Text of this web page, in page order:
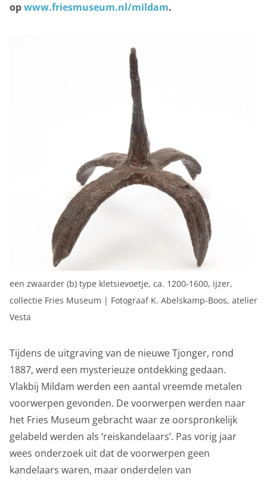
opwww.friesmuseum.nl/mildam.
een zwaarder (b) type kletsievoetje, ca. 1200-1600, ijzer,
collectie Fries Museum | Fotograaf K. Abelskamp-Boos, atelier
Vesta
Tijdens de uitgraving van de nieuwe Tjonger, rond
1887, werd een mysterieuze ontdekking gedaan.
Vlakbij Mildam werden een aantal vreemde metalen
voorwerpen gevonden. De voorwerpen werden naar
het Fries Museum gebracht waar ze oorspronkelijk
gelabeld werden als ‘reiskandelaars’. Pas vorig jaar
wees onderzoek uit dat de voorwerpen geen
kandelaars waren, maar onderdelen van
Privacy opties
Dankzij cookies hoef je niet steeds dezelfde
informatie in te voeren wanneer je onze site bekijkt.
Ze geven ons ook inzicht hoe je onze site bekijkt. Zo
kunnen wij deze steeds beter maken.
Functionele cookies
Functionele cookies zijn nodig om de website goed te
laten functioneren. Voor het opslaan van de privacy
voorkeur, het maken van een boeking en dergelijke
Functionele cookies
Analytische cookies
Met de analyserende cookies doen we kennis op. Deze
informatie gebruiken we om onze sites elke dag weer
een beetje beter te maken. Het bezoekgedrag wordt
anoniem in beeld gebracht. Maakt opslag mogelijk die
de functionaliteit van de website of app ondersteunt,